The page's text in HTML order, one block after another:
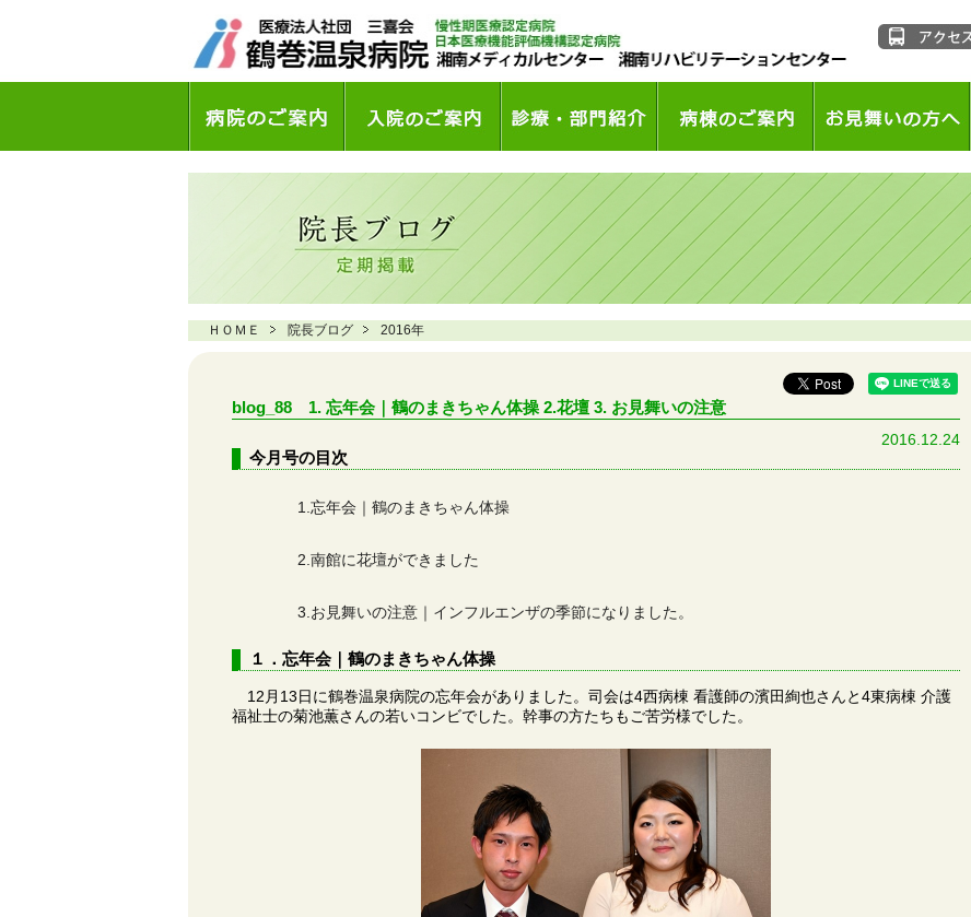
ＨＯＭＥ 院長ブログ 2016年
blog_88 1. 忘年会｜鶴のまきちゃん体操 2.花壇 3. お見舞いの注意
2016.12.24
今月号の目次
1.忘年会｜鶴のまきちゃん体操
2.南館に花壇ができました
3.お見舞いの注意｜インフルエンザの季節になりました。
１．忘年会｜鶴のまきちゃん体操
12月13日に鶴巻温泉病院の忘年会がありました。司会は4西病棟 看護師の濱田絢也さんと4東病棟 介護
福祉士の菊池薫さんの若いコンビでした。幹事の方たちもご苦労様でした。